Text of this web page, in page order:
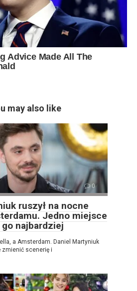
may also like
0
ruszył na nocne
Jedno miejsce
go najbardziej
a Amsterdam. Daniel Martyniuk
zmienić scenerię i